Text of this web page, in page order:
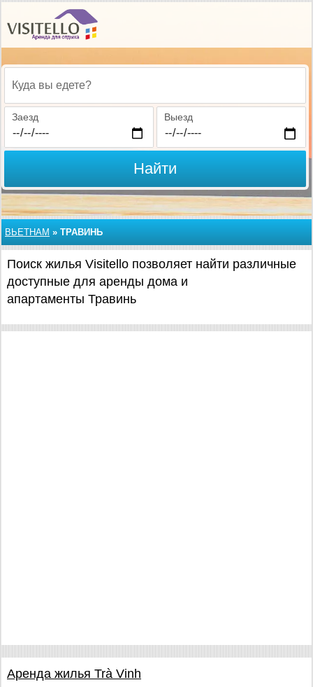
Куда вы едете?
Заезд Выезд
Найти
ВЬЕТНАМ » ТРАВИНЬ
Поиск жилья Visitello позволяет найти различные
доступные для аренды дома и
апартаменты Травинь
Аренда жилья Trà Vinh